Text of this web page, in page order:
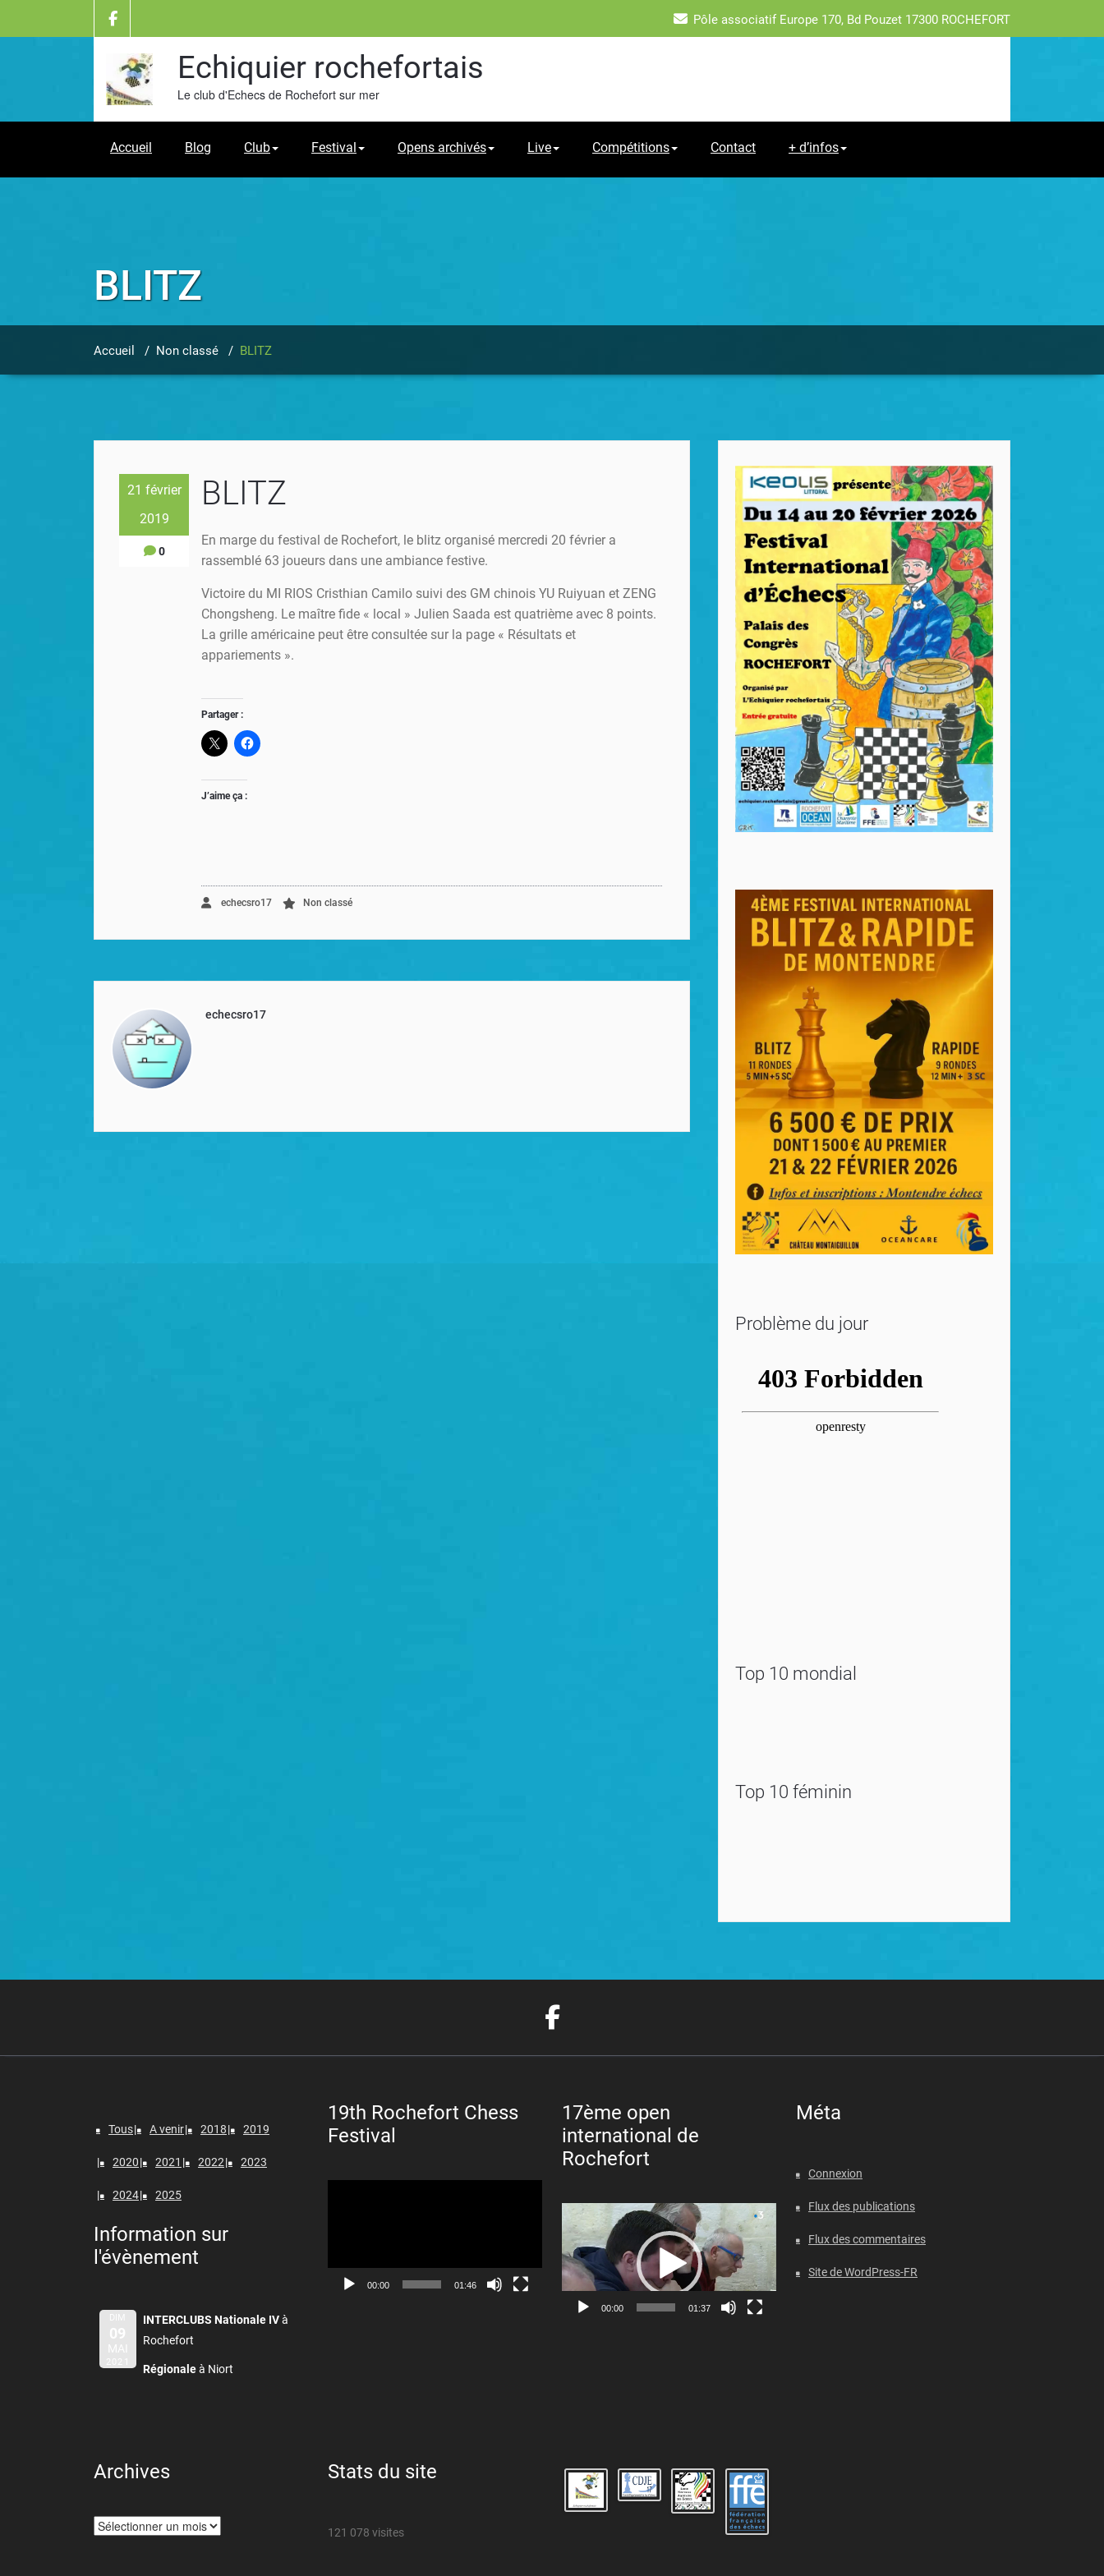
content
Pôle associatif Europe 170, Bd Pouzet 17300 ROCHEFORT
Echiquier rochefortais
Le club d'Echecs de Rochefort sur mer
Accueil Blog Club Festival Opens archivés Live Compétitions Contact + d’infos
BLITZ
Accueil / Non classé / BLITZ
21 février
2019
0
BLITZ
En marge du festival de Rochefort, le blitz organisé mercredi 20 février a
rassemblé 63 joueurs dans une ambiance festive.
Victoire du MI RIOS Cristhian Camilo suivi des GM chinois YU Ruiyuan et ZENG
Chongsheng. Le maître fide « local » Julien Saada est quatrième avec 8 points.
La grille américaine peut être consultée sur la page « Résultats et
appariements ».
Partager :
J’aime ça :
echecsro17 Non classé
echecsro17
Problème du jour
Top 10 mondial
Top 10 féminin
Tous A venir 2018 2019
2020 2021 2022 2023
2024 2025
Information sur
l'évènement
DIM
09
MAI
2021
INTERCLUBS Nationale IVà
Rochefort
Régionaleà Niort
19th Rochefort Chess
Festival
00:00 01:46
17ème open
international de
Rochefort
Lecteur
vidéo
00:00 01:37
Méta
Connexion
Flux des publications
Flux des commentaires
Site de WordPress-FR
Archives
Archives
Stats du site
121 078 visites